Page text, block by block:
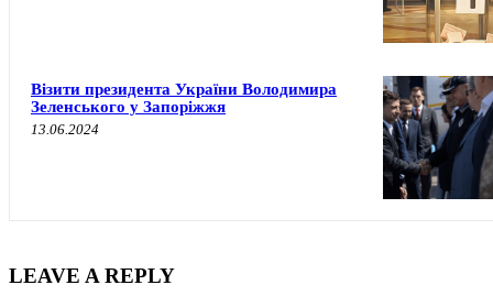
Візити президента України Володимира
Зеленського у Запоріжжя
13.06.2024
LEAVE A REPLY